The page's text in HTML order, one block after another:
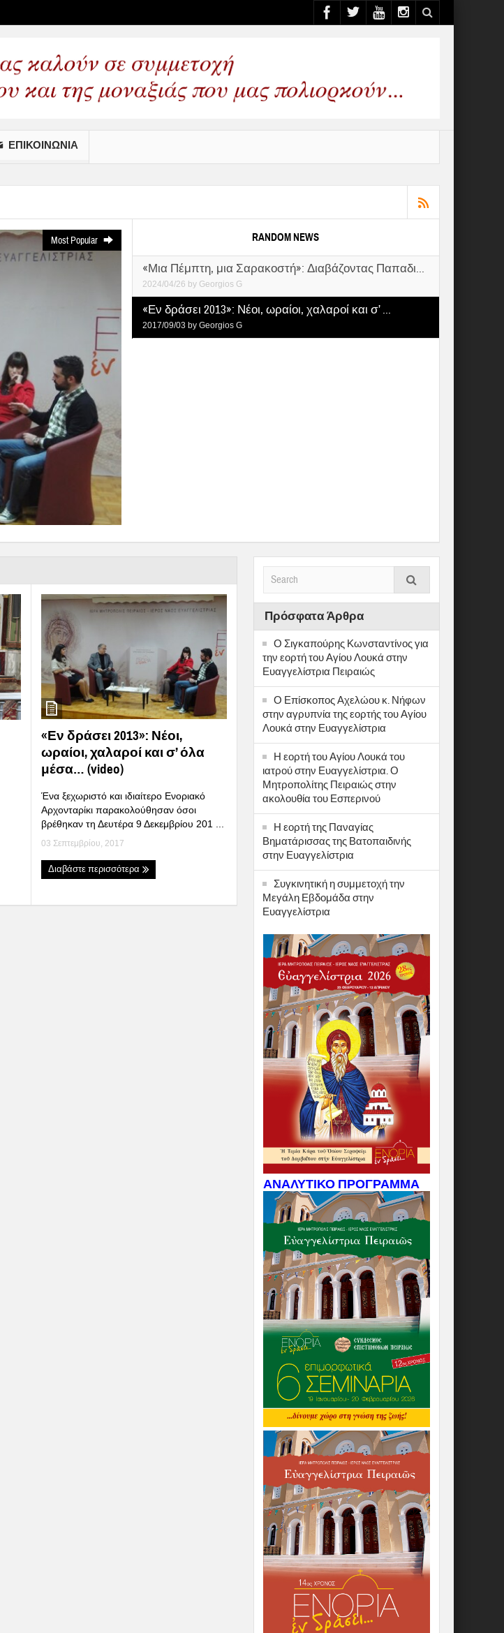
ΕΠΙΚΟΙΝΩΝΙΑ
Most Popular RANDOM NEWS
«Μια Πέμπτη, μια Σαρακοστή»: Διαβάζοντας Παπαδι...
2024/04/26 by Georgios G
«Εν δράσει 2013»: Νέοι, ωραίοι, χαλαροί και σ’ ...
2017/09/03 by Georgios G
«Εν δράσει 2013»: Νέοι,
ωραίοι, χαλαροί και σ’ όλα
μέσα… (video)
Ένα ξεχωριστό και ιδιαίτερο Ενοριακό
Αρχονταρίκι παρακολούθησαν όσοι
βρέθηκαν τη Δευτέρα 9 Δεκεμβρίου 201 ...
03 Σεπτεμβρίου, 2017
Διαβάστε περισσότερα
Πρόσφατα Άρθρα
Ο Σιγκαπούρης Κωνσταντίνος για
την εορτή του Αγίου Λουκά στην
Ευαγγελίστρια Πειραιώς
Ο Επίσκοπος Αχελώου κ. Νήφων
στην αγρυπνία της εορτής του Αγίου
Λουκά στην Ευαγγελίστρια
Η εορτή του Αγίου Λουκά του
ιατρού στην Ευαγγελίστρια. Ο
Μητροπολίτης Πειραιώς στην
ακολουθία του Εσπερινού
Η εορτή της Παναγίας
Βηματάρισσας της Βατοπαιδινής
στην Ευαγγελίστρια
Συγκινητική η συμμετοχή την
Μεγάλη Εβδομάδα στην
Ευαγγελίστρια
ΑΝΑΛΥΤΙΚΟ ΠΡΟΓΡΑΜΜΑ